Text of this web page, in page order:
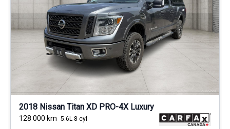
2018 Nissan Titan XD PRO-4X Luxury
128 000 km 5.6L 8 cyl